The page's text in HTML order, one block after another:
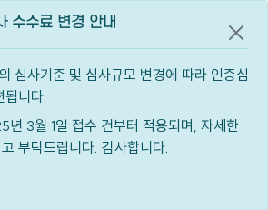
수수료 변경 안내
심사기준 및 심사규모 변경에 따라 인증심
됩니다.
년 3월 1일 접수 건부터 적용되며, 자세한
부탁드립니다. 감사합니다.
공지